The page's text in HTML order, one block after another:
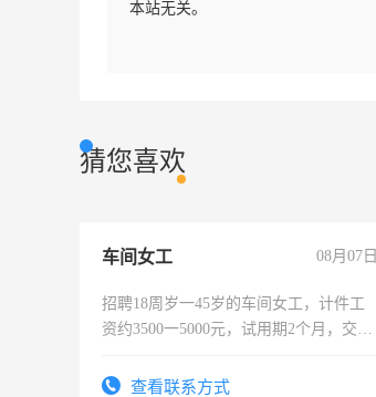
本站无关。
猜您喜欢
车间女工 08月07日
招聘18周岁一45岁的车间女工，计件工
资约3500一5000元，试用期2个月，交五
查看联系方式